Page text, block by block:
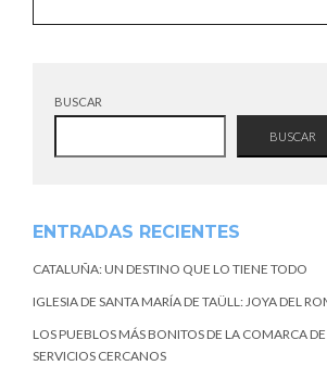
BUSCAR
BUSCAR
ENTRADAS RECIENTES
CATALUÑA: UN DESTINO QUE LO TIENE TODO
IGLESIA DE SANTA MARÍA DE TAÜLL: JOYA DEL
LOS PUEBLOS MÁS BONITOS DE LA COMARCA DE
SERVICIOS CERCANOS